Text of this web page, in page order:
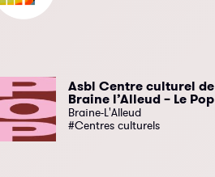
Asbl Centre culturel de
Braine l’Alleud – Le Pop
Braine-L'Alleud
#Centres culturels